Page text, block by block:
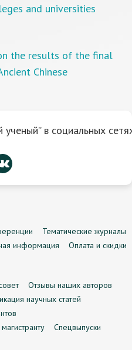
and universities
the results of the final
Chinese
в социальных
Тематические журналы
информация
Оплата и скидки
Отзывы наших авторов
научных статей
Спецвыпуски